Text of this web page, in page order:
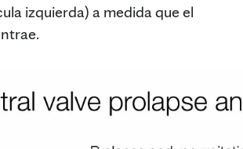
izquierda) a medida que el